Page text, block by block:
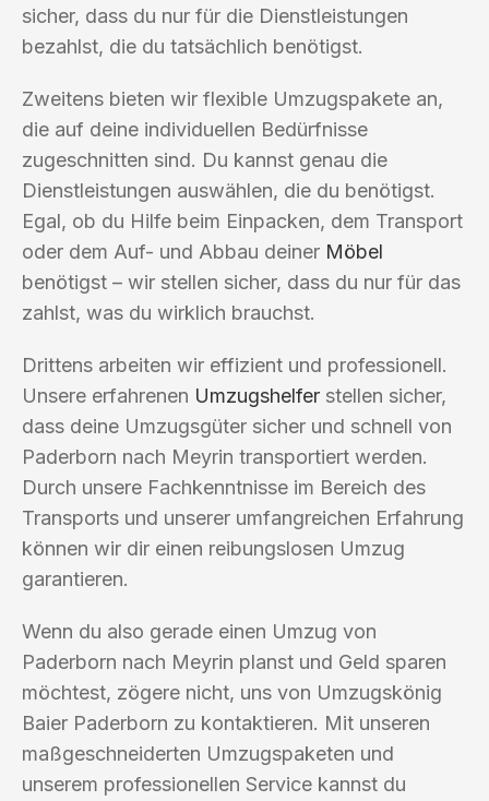
sicher, dass du nur für die Dienstleistungen
bezahlst, die du tatsächlich benötigst.
Zweitens bieten wir flexible Umzugspakete an,
die auf deine individuellen Bedürfnisse
zugeschnitten sind. Du kannst genau die
Dienstleistungen auswählen, die du benötigst.
Egal, ob du Hilfe beim Einpacken, dem Transport
oder dem Auf- und Abbau deiner Möbel
benötigst – wir stellen sicher, dass du nur für das
zahlst, was du wirklich brauchst.
Drittens arbeiten wir effizient und professionell.
Unsere erfahrenen Umzugshelfer stellen sicher,
dass deine Umzugsgüter sicher und schnell von
Paderborn nach Meyrin transportiert werden.
Durch unsere Fachkenntnisse im Bereich des
Transports und unserer umfangreichen Erfahrung
können wir dir einen reibungslosen Umzug
garantieren.
Wenn du also gerade einen Umzug von
Paderborn nach Meyrin planst und Geld sparen
möchtest, zögere nicht, uns von Umzugskönig
Baier Paderborn zu kontaktieren. Mit unseren
maßgeschneiderten Umzugspaketen und
unserem professionellen Service kannst du